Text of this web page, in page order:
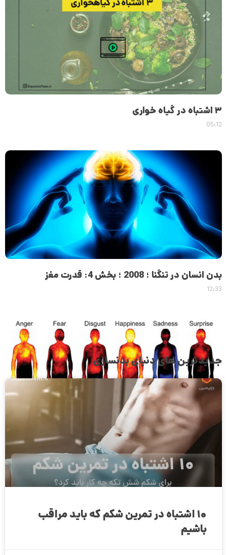
۳ اشتباه در گیاه خواری
05:12
بدن انسان در تنگنا ؛ 2008 ؛ بخش 4: قدرت مغز
12:33
بدن انسان در تنگنا ؛ 2008 ؛ بخش 3: حس
12:30
جدیدترین های دنیای بدنسازی
۱۰ اشتباه در تمرین شکم که باید مراقب
باشیم